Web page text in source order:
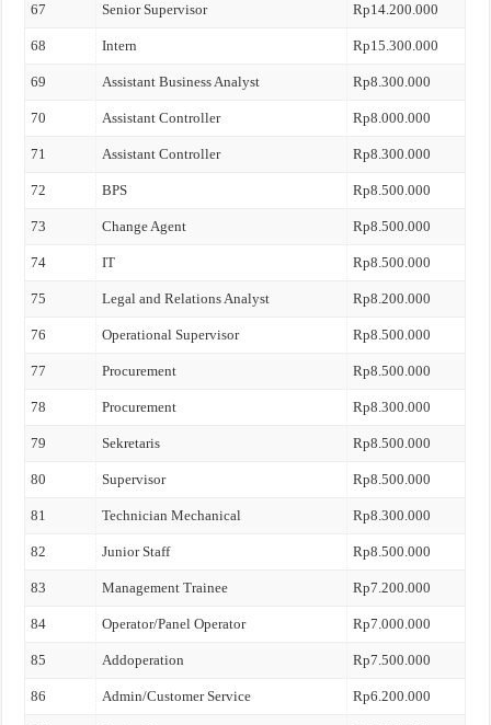
67 Senior Supervisor Rp14.200.000
68 Intern Rp15.300.000
69 Assistant Business Analyst Rp8.300.000
70 Assistant Controller Rp8.000.000
71 Assistant Controller Rp8.300.000
72 BPS Rp8.500.000
73 Change Agent Rp8.500.000
74 IT Rp8.500.000
75 Legal and Relations Analyst Rp8.200.000
76 Operational Supervisor Rp8.500.000
77 Procurement Rp8.500.000
78 Procurement Rp8.300.000
79 Sekretaris Rp8.500.000
80 Supervisor Rp8.500.000
81 Technician Mechanical Rp8.300.000
82 Junior Staff Rp8.500.000
83 Management Trainee Rp7.200.000
84 Operator/Panel Operator Rp7.000.000
85 Addoperation Rp7.500.000
86 Admin/Customer Service Rp6.200.000